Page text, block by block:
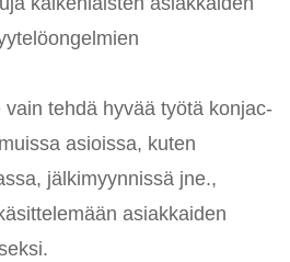
tehdä hyvää työtä konjac-
asioissa, kuten
jälkimyynnissä jne.,
asiakkaiden